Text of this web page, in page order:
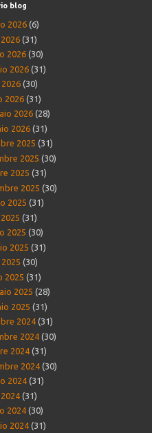
blog
2026 (6)
(31)
2026 (30)
2026 (31)
(30)
2026 (31)
2026 (28)
2026 (31)
2025 (31)
2025 (30)
2025 (31)
2025 (30)
2025 (31)
(31)
2025 (30)
2025 (31)
(30)
2025 (31)
2025 (28)
2025 (31)
2024 (31)
2024 (30)
2024 (31)
2024 (30)
2024 (31)
(31)
2024 (30)
2024 (31)